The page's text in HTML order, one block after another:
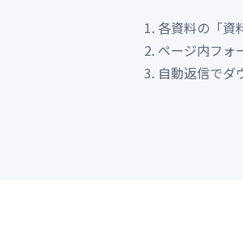
各資料の「資
ページ内フォ
自動返信でダ